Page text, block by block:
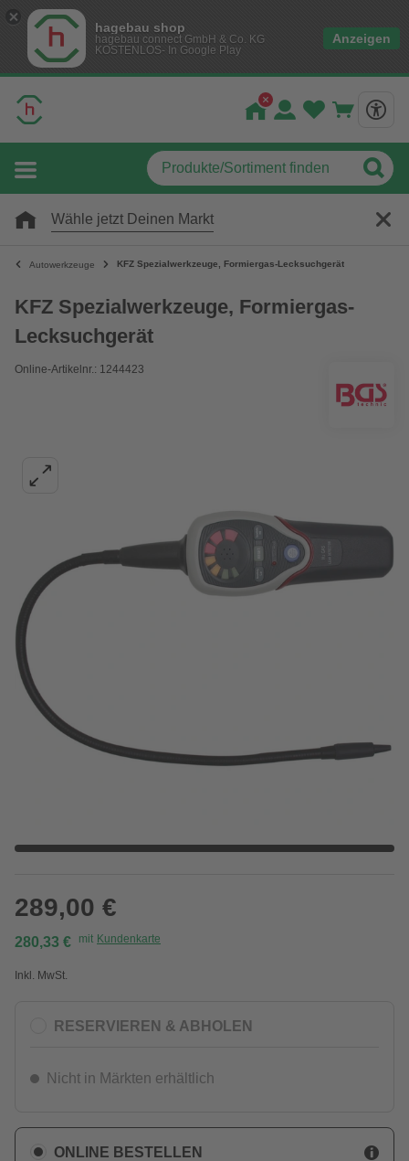
hagebau shop
hagebau connect GmbH & Co. KG
KOSTENLOS- In Google Play
Anzeigen
Wähle jetzt Deinen Markt
Autowerkzeuge KFZ Spezialwerkzeuge, Formiergas-Lecksuchgerät
KFZ Spezialwerkzeuge, Formiergas-
Lecksuchgerät
Online-Artikelnr.: 1244423
289,00 €
280,33 € mit Kundenkarte
Inkl. MwSt.
RESERVIEREN & ABHOLEN
Nicht in Märkten erhältlich
ONLINE BESTELLEN